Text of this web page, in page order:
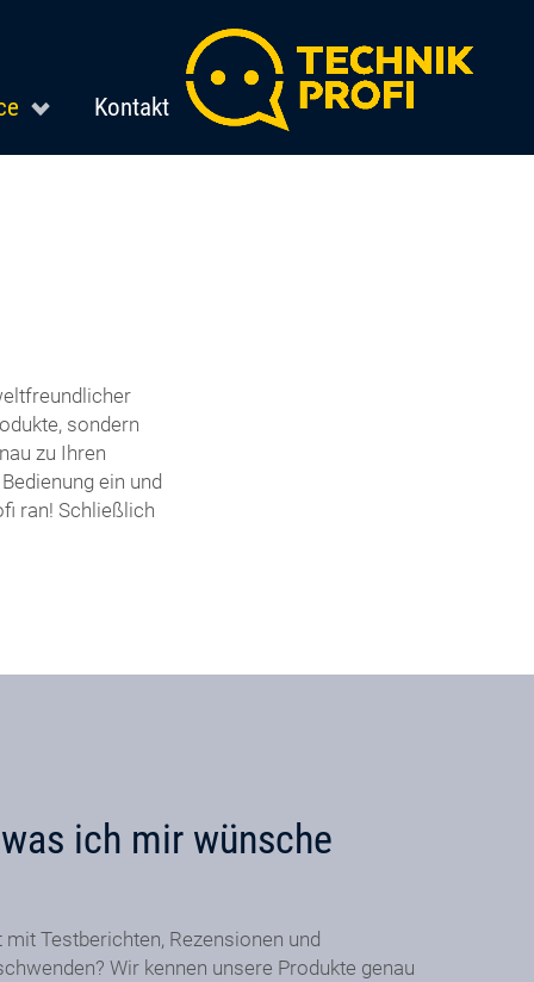
Kontakt
sondern
zu Ihren
ein und
ran! Schließlich
ich mir wünsche
Testberichten, Rezensionen und
Wir kennen unsere Produkte genau